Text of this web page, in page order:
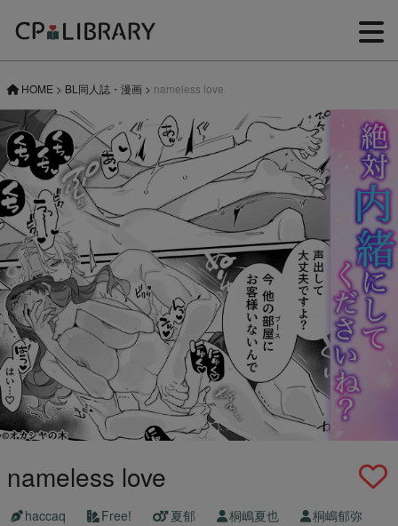
HOME > BL同人誌・漫画 > nameless love
nameless love
haccaq Free! 夏郁 桐嶋夏也
桐嶋郁弥